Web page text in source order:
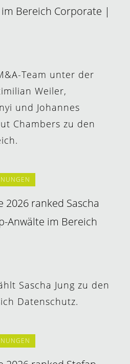
Bereich Corporate |
Team unter der
Weiler,
und Johannes
Chambers zu den
2026 ranked Sascha
Anwälte im Bereich
Sascha Jung zu den
Datenschutz.